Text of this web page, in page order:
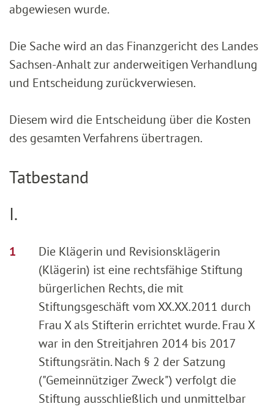
abgewiesen wurde.
Die Sache wird an das Finanzgericht des Landes
Sachsen-Anhalt zur anderweitigen Verhandlung
und Entscheidung zurückverwiesen.
Diesem wird die Entscheidung über die Kosten
des gesamten Verfahrens übertragen.
Tatbestand
I.
Die Klägerin und Revisionsklägerin
(Klägerin) ist eine rechtsfähige Stiftung
bürgerlichen Rechts, die mit
Stiftungsgeschäft vom XX.XX.2011 durch
Frau X als Stifterin errichtet wurde. Frau X
war in den Streitjahren 2014 bis 2017
Stiftungsrätin. Nach § 2 der Satzung
("Gemeinnütziger Zweck") verfolgt die
Stiftung ausschließlich und unmittelbar